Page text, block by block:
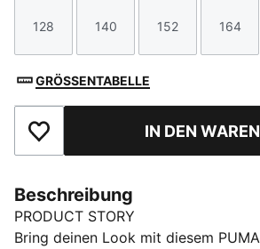
Größe
128
Größe
140
Größe
152 164
GRÖSSENTABELLE
Zu Favoriten hinzufügen
IN DEN
Beschreibung
PRODUCT STORY
Bring deinen Look mit diesem